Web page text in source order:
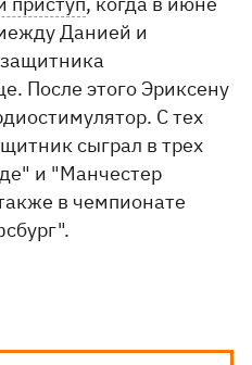
Данией и
После этого Эриксену
С тех
сыграл в трех
и "Манчестер
в чемпионате